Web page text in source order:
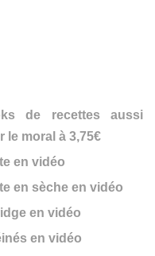
de recettes aussi
le moral à 3,75€
en vidéo
en sèche en vidéo
en vidéo
en vidéo